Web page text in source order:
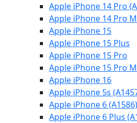
Apple iPhone 14 Pro
Apple iPhone 14 Pro
Apple iPhone 15
Apple iPhone 15 Plus
Apple iPhone 15 Pro
Apple iPhone 15 Pro
Apple iPhone 16
Apple iPhone 5s
Apple iPhone 6 (A1586)
Apple iPhone 6 Plus